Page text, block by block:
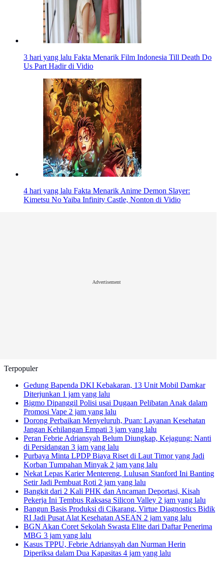
3 hari yang lalu Fakta Menarik Film Indonesia Till Death Do
Us Part Hadir di Vidio
4 hari yang lalu Fakta Menarik Anime Demon Slayer:
Kimetsu No Yaiba Infinity Castle, Nonton di Vidio
Advertisement
Terpopuler
Gedung Bapenda DKI Kebakaran, 13 Unit Mobil Damkar
Diterjunkan 1 jam yang lalu
Bigmo Dipanggil Polisi usai Dugaan Pelibatan Anak dalam
Promosi Vape 2 jam yang lalu
Dorong Perbaikan Menyeluruh, Puan: Layanan Kesehatan
Jangan Kehilangan Empati 3 jam yang lalu
Peran Febrie Adriansyah Belum Diungkap, Kejagung: Nanti
di Persidangan 3 jam yang lalu
Purbaya Minta LPDP Biaya Riset di Laut Timor yang Jadi
Korban Tumpahan Minyak 2 jam yang lalu
Nekat Lepas Karier Mentereng, Lulusan Stanford Ini Banting
Setir Jadi Pembuat Roti 2 jam yang lalu
Bangkit dari 2 Kali PHK dan Ancaman Deportasi, Kisah
Pekerja Ini Tembus Raksasa Silicon Valley 2 jam yang lalu
Bangun Basis Produksi di Cikarang, Virtue Diagnostics Bidik
RI Jadi Pusat Alat Kesehatan ASEAN 2 jam yang lalu
BGN Akan Coret Sekolah Swasta Elite dari Daftar Penerima
MBG 3 jam yang lalu
Kasus TPPU, Febrie Adriansyah dan Nurman Herin
Diperiksa dalam Dua Kapasitas 4 jam yang lalu